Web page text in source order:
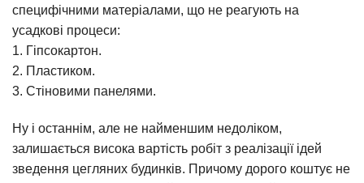
специфічними матеріалами, що не реагують на
усадкові процеси:
1. Гіпсокартон.
2. Пластиком.
3. Стіновими панелями.
Ну і останнім, але не найменшим недоліком,
залишається висока вартість робіт з реалізації ідей
зведення цегляних будинків. Причому дорого коштує не